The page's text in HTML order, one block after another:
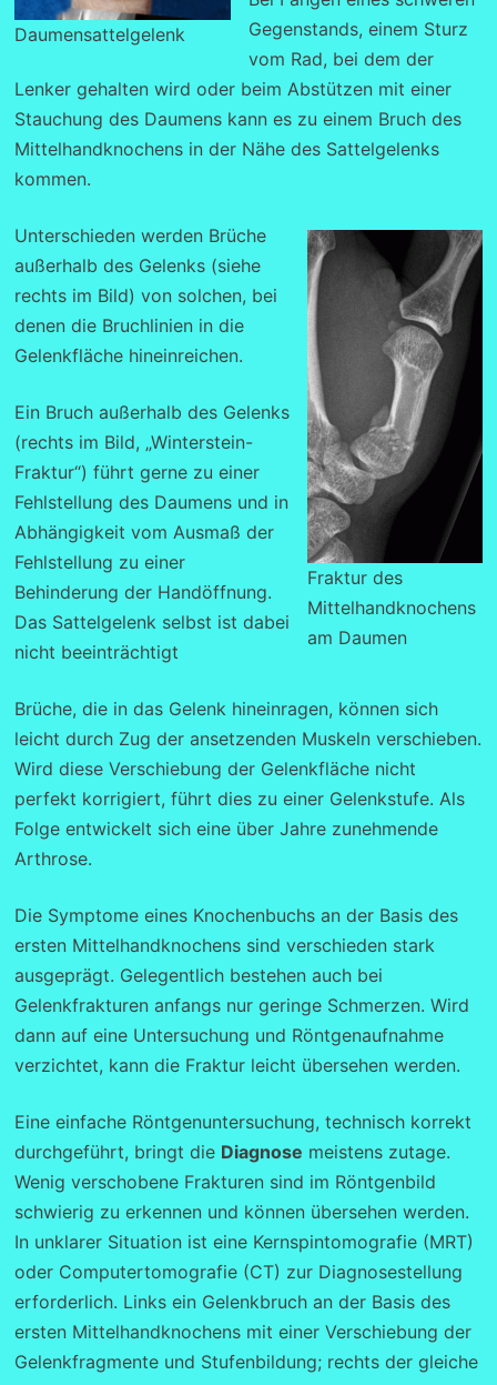
Daumensattelgelenk
Gegenstands, einem Sturz
vom Rad, bei dem der
Lenker gehalten wird oder beim Abstützen mit einer
Stauchung des Daumens kann es zu einem Bruch des
Mittelhandknochens in der Nähe des Sattelgelenks
kommen.
Fraktur des
Mittelhandknochens
am Daumen
Unterschieden werden Brüche
außerhalb des Gelenks (siehe
rechts im Bild) von solchen, bei
denen die Bruchlinien in die
Gelenkfläche hineinreichen.
Ein Bruch außerhalb des Gelenks
(rechts im Bild, „Winterstein-
Fraktur“) führt gerne zu einer
Fehlstellung des Daumens und in
Abhängigkeit vom Ausmaß der
Fehlstellung zu einer
Behinderung der Handöffnung.
Das Sattelgelenk selbst ist dabei
nicht beeinträchtigt
Brüche, die in das Gelenk hineinragen, können sich
leicht durch Zug der ansetzenden Muskeln verschieben.
Wird diese Verschiebung der Gelenkfläche nicht
perfekt korrigiert, führt dies zu einer Gelenkstufe. Als
Folge entwickelt sich eine über Jahre zunehmende
Arthrose.
Die Symptome eines Knochenbuchs an der Basis des
ersten Mittelhandknochens sind verschieden stark
ausgeprägt. Gelegentlich bestehen auch bei
Gelenkfrakturen anfangs nur geringe Schmerzen. Wird
dann auf eine Untersuchung und Röntgenaufnahme
verzichtet, kann die Fraktur leicht übersehen werden.
Eine einfache Röntgenuntersuchung, technisch korrekt
durchgeführt, bringt die Diagnose meistens zutage.
Wenig verschobene Frakturen sind im Röntgenbild
schwierig zu erkennen und können übersehen werden.
In unklarer Situation ist eine Kernspintomografie (MRT)
oder Computertomografie (CT) zur Diagnosestellung
erforderlich. Links ein Gelenkbruch an der Basis des
ersten Mittelhandknochens mit einer Verschiebung der
Gelenkfragmente und Stufenbildung; rechts der gleiche